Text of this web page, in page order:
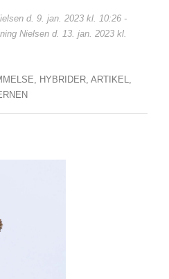
d. 9. jan. 2023 kl. 10:26 -
Nielsen d. 13. jan. 2023 kl.
HYBRIDER, ARTIKEL,